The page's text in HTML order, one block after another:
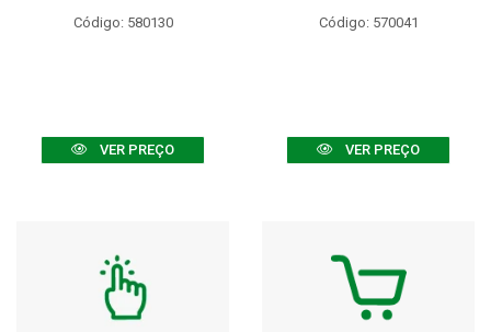
Código: 580130
VER PREÇO
Código: 570041
VER PREÇO